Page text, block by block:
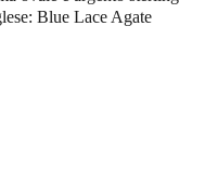
Blue Lace Agate